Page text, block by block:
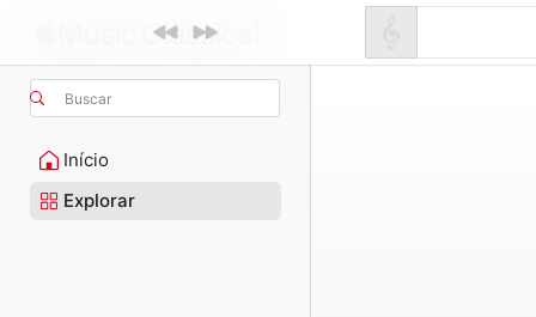
Buscar
Início
Explorar